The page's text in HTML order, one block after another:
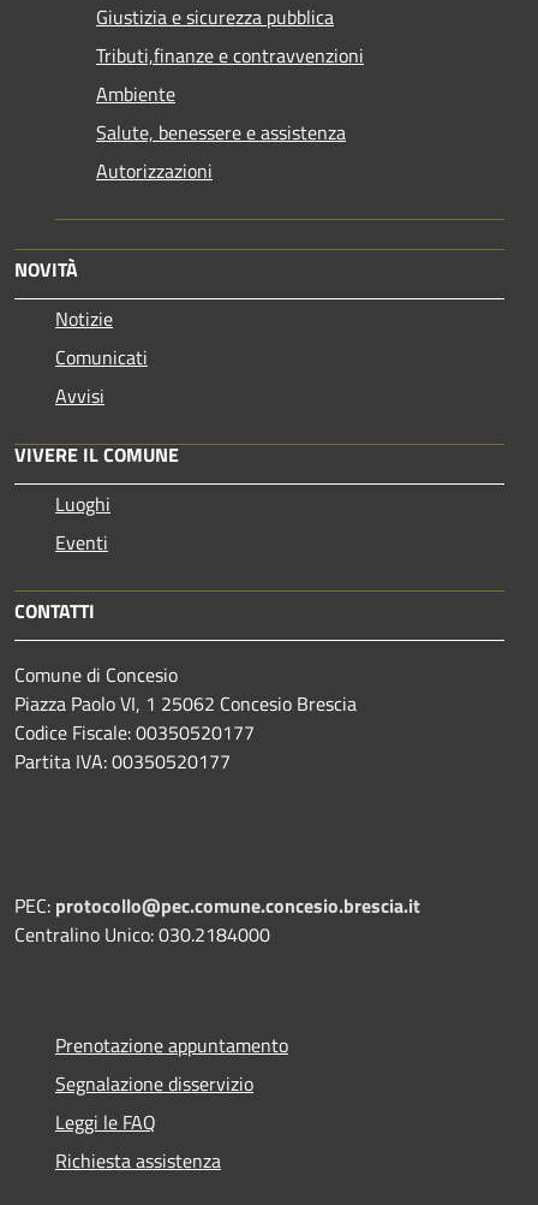
Giustizia e sicurezza pubblica
Tributi,finanze e contravvenzioni
Ambiente
Salute, benessere e assistenza
Autorizzazioni
NOVITÀ
Notizie
Comunicati
Avvisi
VIVERE IL COMUNE
Luoghi
Eventi
CONTATTI
Comune di Concesio
Piazza Paolo VI, 1 25062 Concesio Brescia
Codice Fiscale: 00350520177
Partita IVA: 00350520177
PEC: protocollo@pec.comune.concesio.brescia.it
Centralino Unico: 030.2184000
Prenotazione appuntamento
Segnalazione disservizio
Leggi le FAQ
Richiesta assistenza